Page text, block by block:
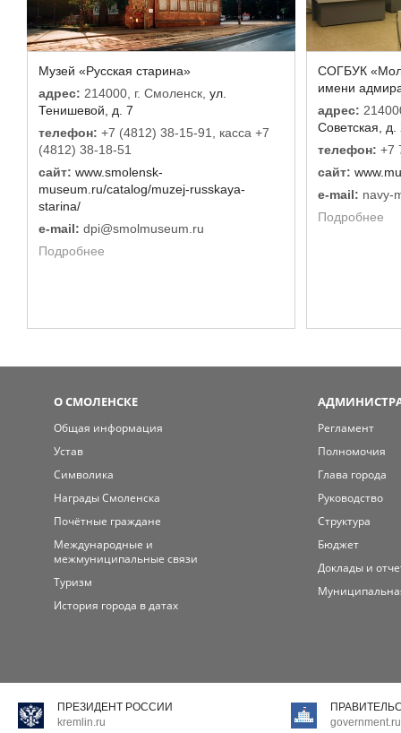
Музей «Русская старина»
адрес: 214000, г. Смоленск, ул.
Тенишевой, д. 7
телефон: +7 (4812) 38-15-91, касса +7
(4812) 38-18-51
сайт: www.smolensk-
museum.ru/catalog/muzej-russkaya-
starina/
e-mail: dpi@smolmuseum.ru
Подробнее
СОГБУК
имени
адрес:
Советская, д.
телефон: +7
сайт:
e-mail: navy-
Подробнее
О СМОЛЕНСКЕ
Общая информация
Устав
Символика
Награды Смоленска
Почётные граждане
Международные и
межмуниципальные связи
Туризм
История города в датах
Регламент
Полномочия
Глава города
Руководство
Структура
Бюджет
Доклады и
ПРЕЗИДЕНТ РОССИИ
kremlin.ru
government.ru